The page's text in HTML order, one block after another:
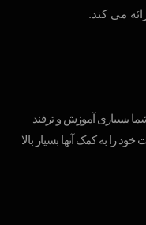
می کند.
بسیاری آموزش و ترفند
را به کمک آنها بسیار بالا